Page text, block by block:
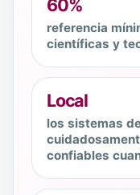
60%
referencia
científicas y
Local
los sistemas
confiables